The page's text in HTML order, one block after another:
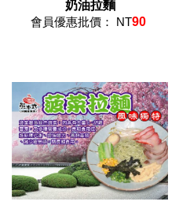
奶油拉麵
會員優惠批價： NT90